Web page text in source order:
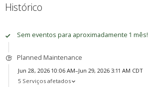
Histórico
Sem eventos para aproximadamente 1 mês!
Planned Maintenance
Jun 28, 2026 10:06 AM–Jun 29, 2026 3:11 AM CDT
5 Serviços afetados